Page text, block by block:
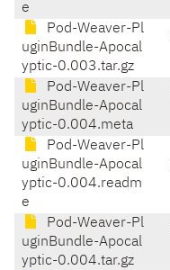
e
Pod-Weaver-Pl
uginBundle-Apocal
yptic-0.003.tar.gz
Pod-Weaver-Pl
uginBundle-Apocal
yptic-0.004.meta
Pod-Weaver-Pl
uginBundle-Apocal
yptic-0.004.readm
e
Pod-Weaver-Pl
uginBundle-Apocal
yptic-0.004.tar.gz